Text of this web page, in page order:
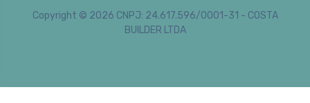
Copyright © 2026 CNPJ: 24.617.596/0001-31 - COSTA
BUILDER LTDA